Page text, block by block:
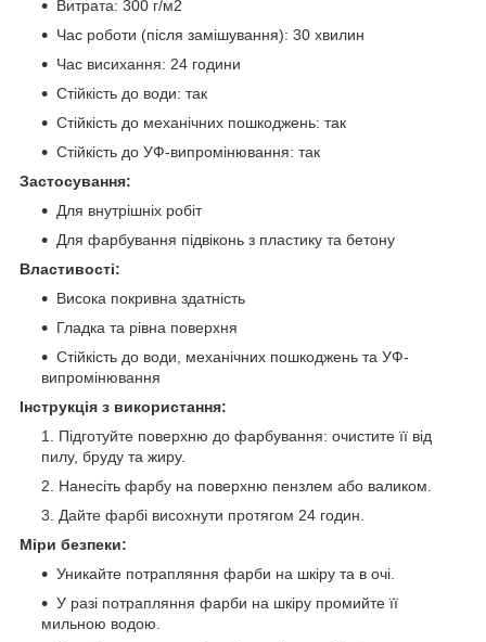
Витрата: 300 г/м2
Час роботи (після замішування): 30 хвилин
Час висихання: 24 години
Стійкість до води: так
Стійкість до механічних пошкоджень: так
Стійкість до УФ-випромінювання: так
Застосування:
Для внутрішніх робіт
Для фарбування підвіконь з пластику та бетону
Властивості:
Висока покривна здатність
Гладка та рівна поверхня
Стійкість до води, механічних пошкоджень та УФ-
випромінювання
Інструкція з використання:
Підготуйте поверхню до фарбування: очистите її від
пилу, бруду та жиру.
Нанесіть фарбу на поверхню пензлем або валиком.
Дайте фарбі висохнути протягом 24 годин.
Міри безпеки:
Уникайте потрапляння фарби на шкіру та в очі.
У разі потрапляння фарби на шкіру промийте її
мильною водою.